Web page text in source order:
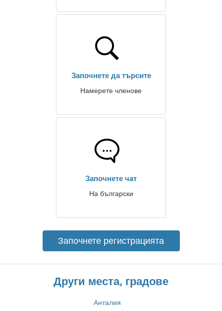
Започнете да търсите
Намерете членове
Започнете чат
На български
Започнете регистрацията
Други места, градове
Анталия